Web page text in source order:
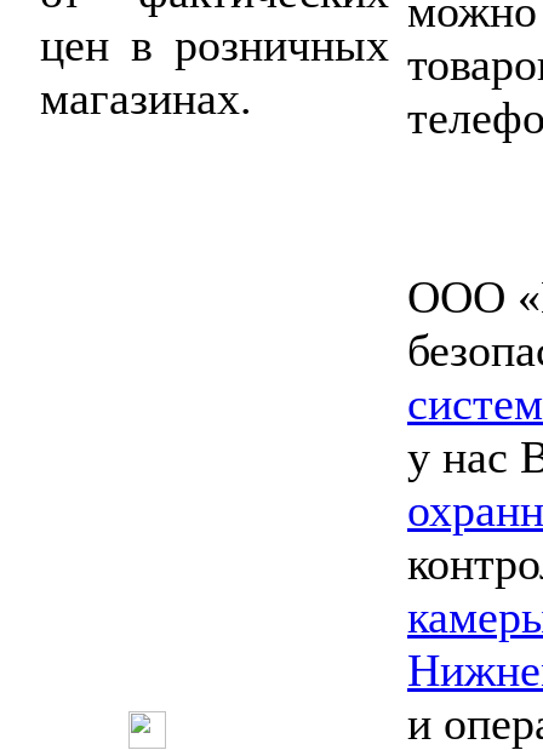
цен в розничных
магазинах.
можно
ООО
у нас
и